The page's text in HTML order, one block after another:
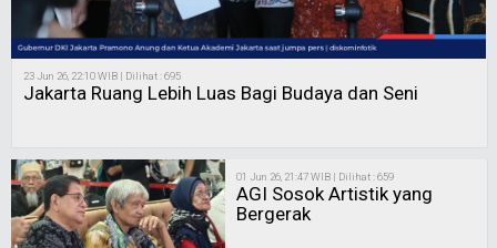
23 Jun 26, 22:10 WIB | Dilihat : 695
Jakarta Ruang Lebih Luas Bagi Budaya dan Seni
01 Jun 26, 21:47 WIB | Dilihat : 659
AGI Sosok Artistik yang
Bergerak